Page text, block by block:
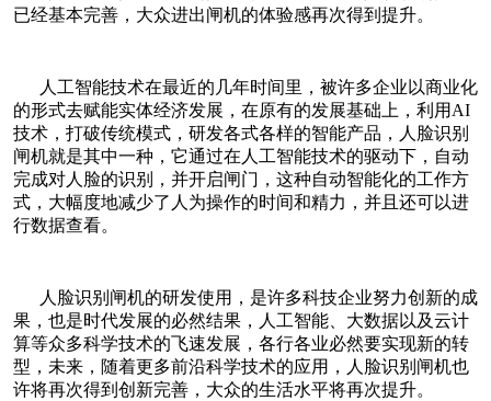
已经基本完善，大众进出闸机的体验感再次得到提升。
人工智能技术在最近的几年时间里，被许多企业以商业化
的形式去赋能实体经济发展，在原有的发展基础上，利用AI
技术，打破传统模式，研发各式各样的智能产品，人脸识别
闸机就是其中一种，它通过在人工智能技术的驱动下，自动
完成对人脸的识别，并开启闸门，这种自动智能化的工作方
式，大幅度地减少了人为操作的时间和精力，并且还可以进
行数据查看。
人脸识别闸机的研发使用，是许多科技企业努力创新的成
果，也是时代发展的必然结果，人工智能、大数据以及云计
算等众多科学技术的飞速发展，各行各业必然要实现新的转
型，未来，随着更多前沿科学技术的应用，人脸识别闸机也
许将再次得到创新完善，大众的生活水平将再次提升。